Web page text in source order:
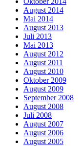
August 2014
Mai 2014
August 2013
Juli 2013
Mai 2013
August 2012
August 2011
August 2010
Oktober 2009
August 2009
September 2008
August 2008
Juli 2008
August 2007
August 2006
August 2005